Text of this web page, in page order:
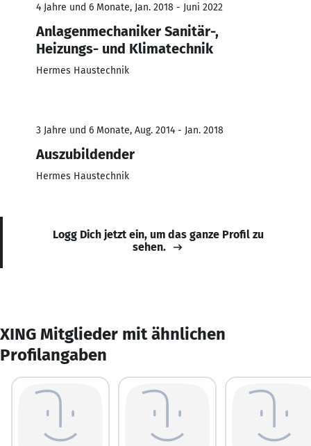
4 Jahre und 6 Monate, Jan. 2018 - Juni 2022
Anlagenmechaniker Sanitär-,
Heizungs- und Klimatechnik
Hermes Haustechnik
3 Jahre und 6 Monate, Aug. 2014 - Jan. 2018
Auszubildender
Hermes Haustechnik
Logg Dich jetzt ein, um das ganze Profil zu
sehen.
XING Mitglieder mit ähnlichen
Profilangaben